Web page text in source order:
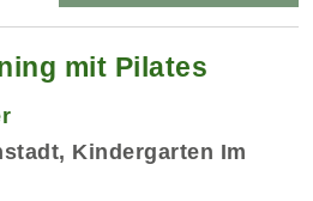
mit Pilates
Kindergarten Im